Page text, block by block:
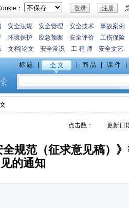
：
安全法规 安全管理 安全技术 事故案例
环境保护 应急预案 安全评价 工伤保险
文档 论文 安全常识 工 程 师 安全文艺
点击数： 更新日期
规范（征求意见稿）
见的通知